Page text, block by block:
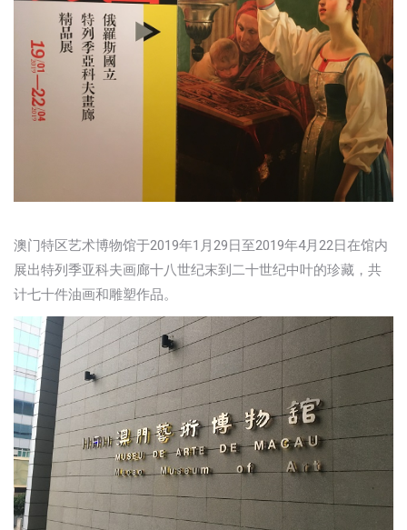
澳门特区艺术博物馆于2019年1月29日至2019年4月22日在馆内
展出特列季亚科夫画廊十八世纪末到二十世纪中叶的珍藏，共
计七十件油画和雕塑作品。